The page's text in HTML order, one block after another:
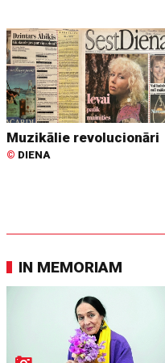
Muzikālie revolucionāri
© DIENA
IN MEMORIAM